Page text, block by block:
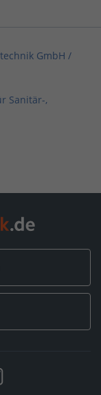
GmbH /
Sanitär-,
Sanitär-,